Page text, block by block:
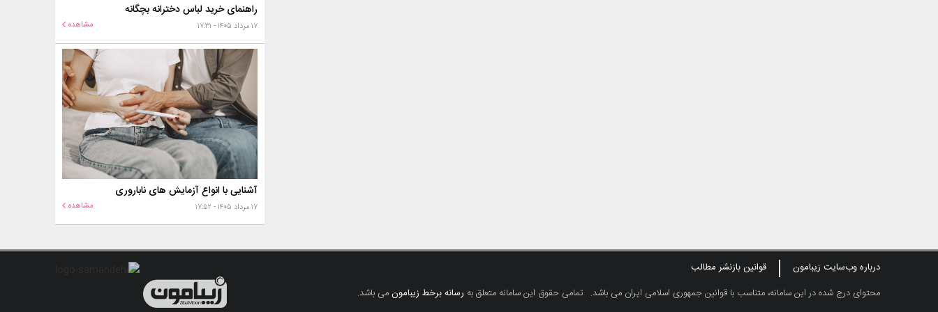
راهنمای خرید لباس دخترانه بچگانه
۱۷ مرداد ۱۴۰۵ - ۱۷:۳۱ مشاهده
آشنایی با انواع آزمایش های ناباروری
۱۷ مرداد ۱۴۰۵ - ۱۷:۵۲ مشاهده
درباره وب‌سایت زیبامون
قوانین بازنشر مطالب
محتوای درج شده در این سامانه، متناسب با قوانین جمهوری اسلامی ایران می باشد. تمامی حقوق این سامانه متعلق به رسانه برخط زیبامونمی باشد.